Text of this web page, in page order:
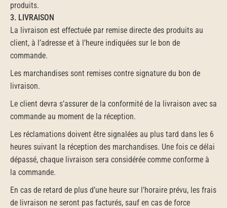
produits.
3. LIVRAISON
La livraison est effectuée par remise directe des produits au
client, à l’adresse et à l’heure indiquées sur le bon de
commande.
Les marchandises sont remises contre signature du bon de
livraison.
Le client devra s’assurer de la conformité de la livraison avec sa
commande au moment de la réception.
Les réclamations doivent être signalées au plus tard dans les 6
heures suivant la réception des marchandises. Une fois ce délai
dépassé, chaque livraison sera considérée comme conforme à
la commande.
En cas de retard de plus d’une heure sur l’horaire prévu, les frais
de livraison ne seront pas facturés, sauf en cas de force